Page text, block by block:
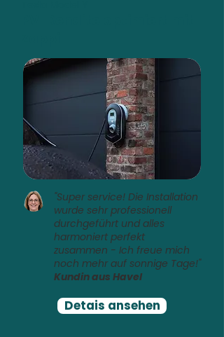
"Super service! Die Installation
wurde sehr professionell
durchgeführt und alles
harmoniert perfekt
zusammen - Ich freue mich
noch mehr auf sonnige Tage!"
Kundin aus Havel
Detais ansehen